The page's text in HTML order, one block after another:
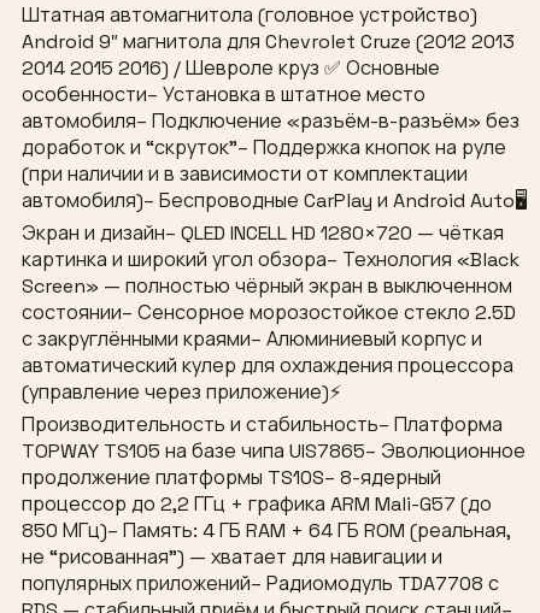
Штатная автомагнитола (головное устройство)
Android 9″ магнитола для Chevrolet Cruze (2012 2013
2014 2015 2016) / Шевроле круз ✅ Основные
особенности– Установка в штатное место
автомобиля– Подключение «разъём-в-разъём» без
доработок и “скруток”– Поддержка кнопок на руле
(при наличии и в зависимости от комплектации
автомобиля)– Беспроводные CarPlay и Android Auto🖥
Экран и дизайн– QLED INCELL HD 1280×720 — чёткая
картинка и широкий угол обзора– Технология «Black
Screen» — полностью чёрный экран в выключенном
состоянии– Сенсорное морозостойкое стекло 2.5D
с закруглёнными краями– Алюминиевый корпус и
автоматический кулер для охлаждения процессора
(управление через приложение)⚡
Производительность и стабильность– Платформа
TOPWAY TS105 на базе чипа UIS7865– Эволюционное
продолжение платформы TS10S– 8-ядерный
процессор до 2,2 ГГц + графика ARM Mali-G57 (до
850 МГц)– Память: 4 ГБ RAM + 64 ГБ ROM (реальная,
не “рисованная”) — хватает для навигации и
популярных приложений– Радиомодуль TDA7708 с